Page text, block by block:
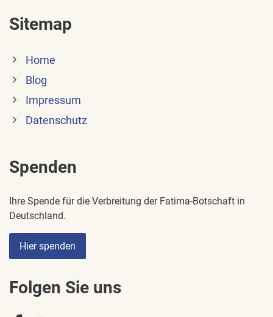
Sitemap
Home
Blog
Impressum
Datenschutz
Spenden
Ihre Spende für die Verbreitung der Fatima-Botschaft in
Deutschland.
Hier spenden
Folgen Sie uns